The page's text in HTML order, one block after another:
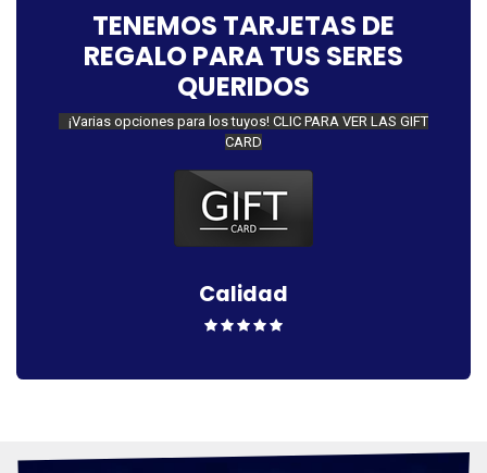
TENEMOS TARJETAS DE
REGALO PARA TUS SERES
QUERIDOS
¡Varias opciones para los tuyos! CLIC PARA VER LAS GIFT
CARD
Calidad​